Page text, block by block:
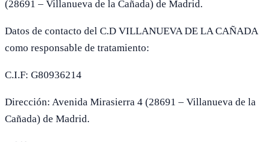
(28691 – Villanueva de la Cañada) de Madrid.
Datos de contacto del C.D VILLANUEVA DE LA CAÑADA
como responsable de tratamiento:
C.I.F: G80936214
Dirección: Avenida Mirasierra 4 (28691 – Villanueva de la
Cañada) de Madrid.